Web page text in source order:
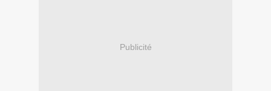
Publicité